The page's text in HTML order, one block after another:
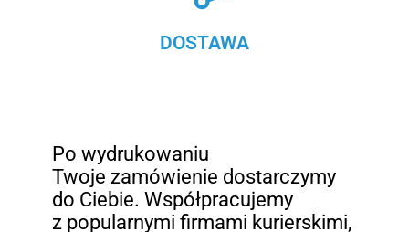
DOSTAWA
Po wydrukowaniu
Twoje zamówienie dostarczymy
do Ciebie. Współpracujemy
z popularnymi firmami kurierskimi,